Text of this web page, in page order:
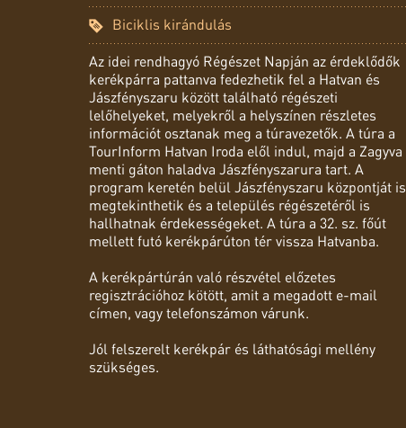
Biciklis kirándulás
Az idei rendhagyó Régészet Napján az érdeklődők
kerékpárra pattanva fedezhetik fel a Hatvan és
Jászfényszaru között található régészeti
lelőhelyeket, melyekről a helyszínen részletes
információt osztanak meg a túravezetők. A túra a
TourInform Hatvan Iroda elől indul, majd a Zagyva
menti gáton haladva Jászfényszarura tart. A
program keretén belül Jászfényszaru központját is
megtekinthetik és a település régészetéről is
hallhatnak érdekességeket. A túra a 32. sz. főút
mellett futó kerékpárúton tér vissza Hatvanba.
A kerékpártúrán való részvétel előzetes
regisztrációhoz kötött, amit a megadott e-mail
címen, vagy telefonszámon várunk.
Jól felszerelt kerékpár és láthatósági mellény
szükséges.